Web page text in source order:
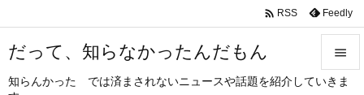
だって、知らなかったんだもん
知らんかった では済まされないニュースや話題を紹介していきま


 RSS Feedly